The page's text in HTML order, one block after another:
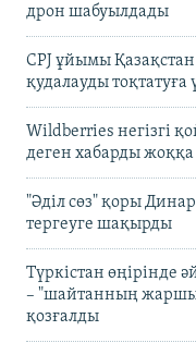
дрон шабуылдады
CPJ ұйымы
қудалауды тоқтатуға
Wildberries негізгі
деген хабарды
"Әділ сөз" қоры
тергеуге шақырды
Түркістан өңірінде
– "шайтанның
қозғалды